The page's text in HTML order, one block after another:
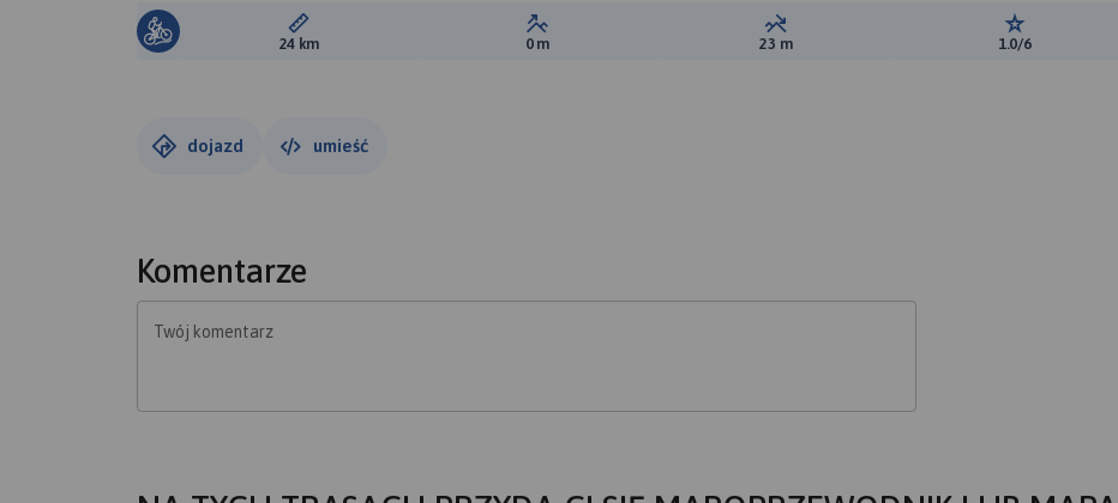
Długość trasy:
24 km Suma przewyższeń:
0 m Suma spadków:
23 m Ocena trasy:
1.0/6
dojazd umieść
Komentarze
Twój komentarz